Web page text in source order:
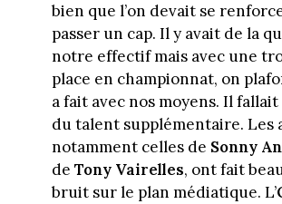
bien que l’on devait se
passer un cap. Il y avait de la
notre effectif mais avec une
place en championnat, on
a fait avec nos moyens. Il
du talent supplémentaire. Les
notamment celles de Sonny
de Tony Vairelles, ont fait
bruit sur le plan médiatique. L’